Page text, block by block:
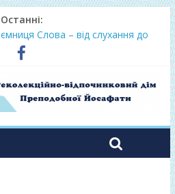
Останні:
Слова – від слухання до
2026